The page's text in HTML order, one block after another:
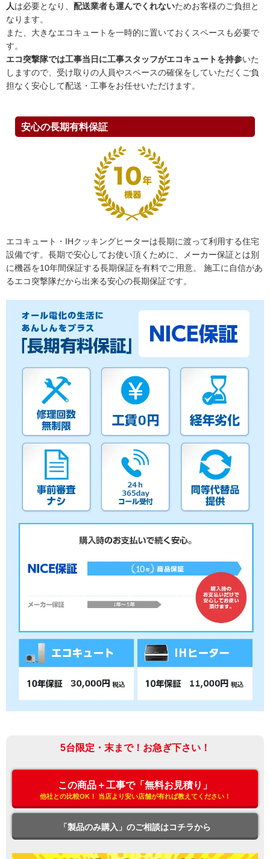
人は必要となり、 配送業者も運んでくれないためお客様のご負担と
なります。
また、大きなエコキュートを一時的に置いておくスペースも必要で
す。
エコ突撃隊では工事当日に工事スタッフがエコキュートを持参いた
しますので、受け取りの人員やスペースの確保をしていただくご負
担なく安心して配送・工事をお任せいただけます。
安心の長期有料保証
エコキュート・IHクッキングヒーターは長期に渡って利用する住宅
設備です。長期で安心してお使い頂くために、メーカー保証とは別
に機器を10年間保証する長期保証を有料でご用意。 施工に自信があ
るエコ突撃隊だから出来る安心の長期保証です。
5台限定・末まで！お急ぎ下さい！
この商品＋工事で「無料お見積り」
他社との比較OK！ 当店より安い店舗が有れば教えてください！
「製品のみ購入」のご相談はコチラから